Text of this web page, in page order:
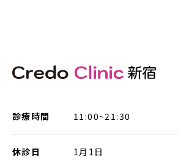
診療時間 11:00~21:30
休診日 1月1日